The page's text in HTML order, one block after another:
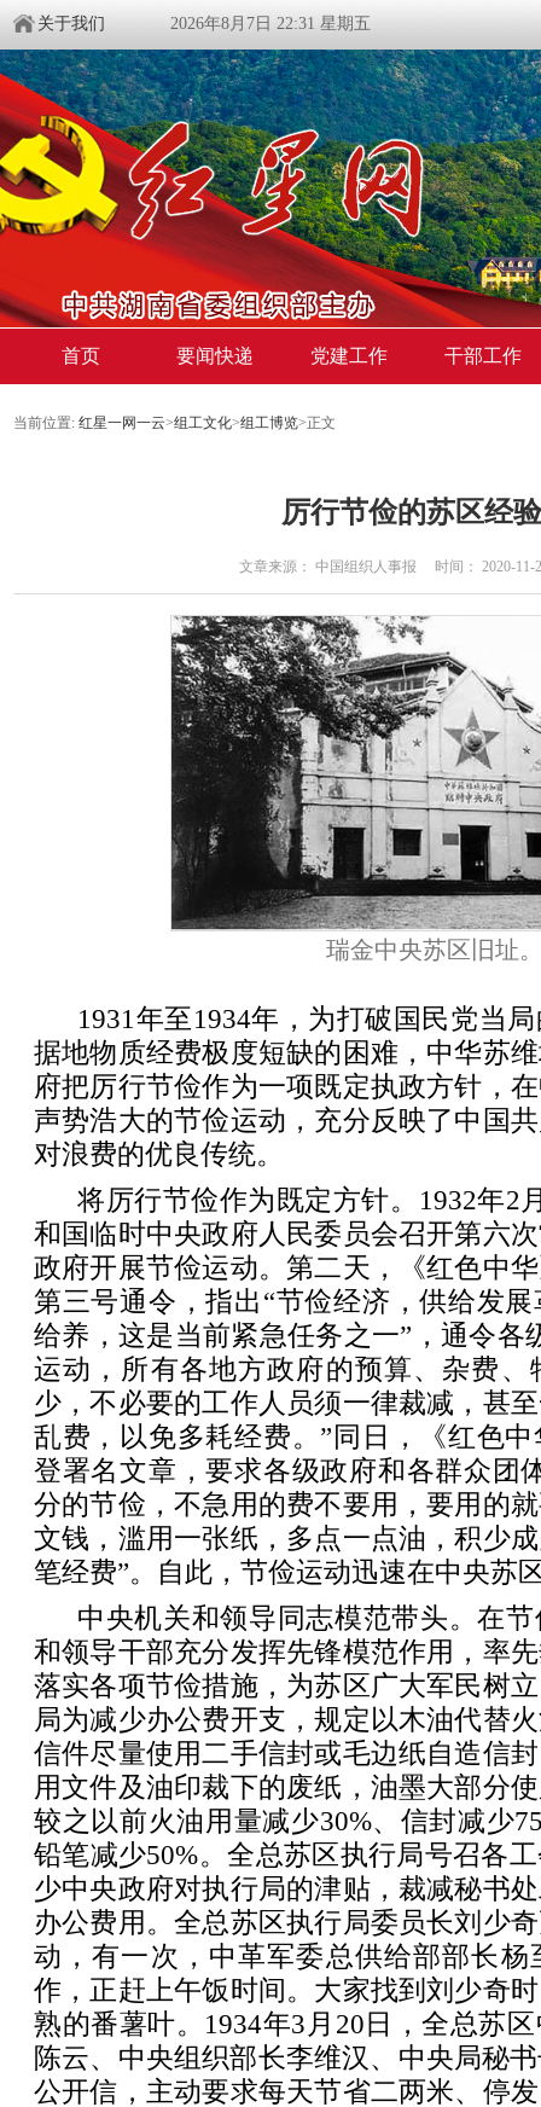
关于我们 2026年8月7日 22:31 星期五
首页 要闻快递 党建工作 干部工作
当前位置: 红星一网一云>组工文化>组工博览>正文
厉行节俭的苏区经验
文章来源： 中国组织人事报 时间： 2020-11-
瑞金中央苏区旧址
1931年至1934年，为打破国民党当
据地物质经费极度短缺的困难，中华苏
府把厉行节俭作为一项既定执政方针，
声势浩大的节俭运动，充分反映了中国
对浪费的优良传统。
将厉行节俭作为既定方针。1932年2
和国临时中央政府人民委员会召开第六
政府开展节俭运动。第二天，《红色中
第三号通令，指出“节俭经济，供给发
给养，这是当前紧急任务之一”，通令各
运动，所有各地方政府的预算、杂费、
少，不必要的工作人员须一律裁减，甚
乱费，以免多耗经费。”同日，《红色
登署名文章，要求各级政府和各群众团
分的节俭，不急用的费不要用，要用的
文钱，滥用一张纸，多点一点油，积少
笔经费”。自此，节俭运动迅速在中央苏
中央机关和领导同志模范带头。在
和领导干部充分发挥先锋模范作用，率
落实各项节俭措施，为苏区广大军民树
局为减少办公费开支，规定以木油代替
信件尽量使用二手信封或毛边纸自造信
用文件及油印裁下的废纸，油墨大部分
较之以前火油用量减少30%、信封减少
铅笔减少50%。全总苏区执行局号召各
少中央政府对执行局的津贴，裁减秘书
办公费用。全总苏区执行局委员长刘少
动，有一次，中革军委总供给部部长杨
作，正赶上午饭时间。大家找到刘少奇
熟的番薯叶。1934年3月20日，全总苏
陈云、中央组织部长李维汉、中央局秘
公开信，主动要求每天节省二两米、停